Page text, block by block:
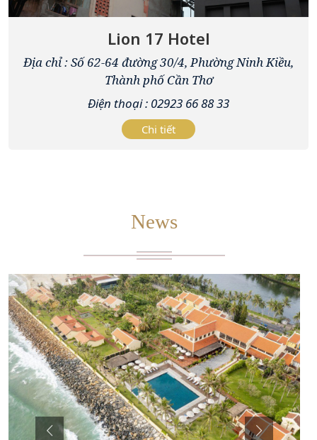
Lion 17 Hotel
Địa chỉ : Số 62-64 đường 30/4, Phường Ninh Kiều,
Thành phố Cần Thơ
Điện thoại : 02923 66 88 33
Chi tiết
News